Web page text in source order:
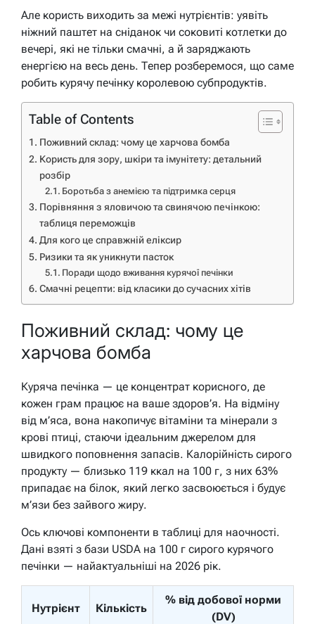
Але користь виходить за межі нутрієнтів: уявіть
ніжний паштет на сніданок чи соковиті котлетки до
вечері, які не тільки смачні, а й заряджають
енергією на весь день. Тепер розберемося, що саме
робить курячу печінку королевою субпродуктів.
Table of Contents
Поживний склад: чому це харчова бомба
Користь для зору, шкіри та імунітету: детальний
розбір
Боротьба з анемією та підтримка серця
Порівняння з яловичою та свинячою печінкою:
таблиця переможців
Для кого це справжній еліксир
Ризики та як уникнути пасток
Поради щодо вживання курячої печінки
Смачні рецепти: від класики до сучасних хітів
Поживний склад: чому це
харчова бомба
Куряча печінка — це концентрат корисного, де
кожен грам працює на ваше здоров’я. На відміну
від м’яса, вона накопичує вітаміни та мінерали з
крові птиці, стаючи ідеальним джерелом для
швидкого поповнення запасів. Калорійність сирого
продукту — близько 119 ккал на 100 г, з них 63%
припадає на білок, який легко засвоюється і будує
м’язи без зайвого жиру.
Ось ключові компоненти в таблиці для наочності.
Дані взяті з бази USDA на 100 г сирого курячого
печінки — найактуальніші на 2026 рік.
Нутрієнт Кількість
% від добової норми
(DV)